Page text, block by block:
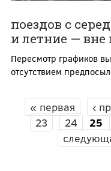
поездов с
и летние — вне
Пересмотр графиков
отсутствием
« первая ‹
23
24 25